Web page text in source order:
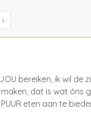
›
bereiken, ik wil de
dat is wat óns
PUUR eten aan te